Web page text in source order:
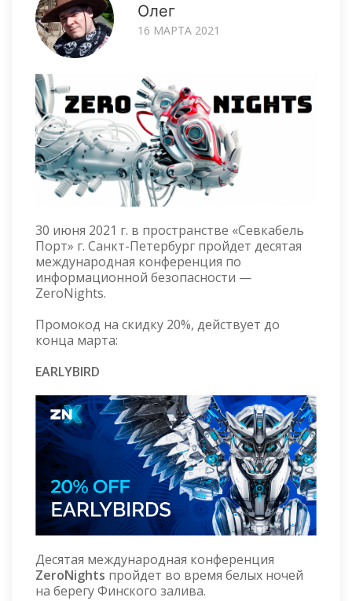
Олег
16 МАРТА 2021
30 июня 2021 г. в пространстве «Севкабель
Порт» г. Санкт-Петербург пройдет десятая
международная конференция по
информационной безопасности —
ZeroNights.
Промокод на скидку 20%, действует до
конца марта:
EARLYBIRD
Десятая международная конференция
ZeroNights пройдет во время белых ночей
на берегу Финского залива.